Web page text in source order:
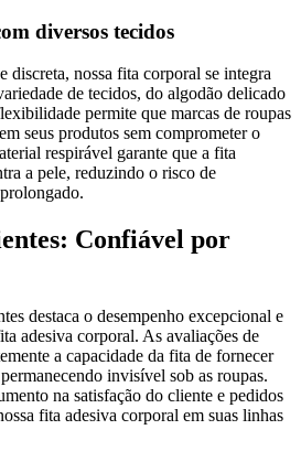
diversos tecidos
discreta, nossa fita corporal se integra
de tecidos, do algodão delicado
permite que marcas de roupas
seus produtos sem comprometer o
respirável garante que a fita
a pele, reduzindo o risco de
Confiável por
destaca o desempenho excepcional e
adesiva corporal. As avaliações de
a capacidade da fita de fornecer
invisível sob as roupas.
na satisfação do cliente e pedidos
fita adesiva corporal em suas linhas